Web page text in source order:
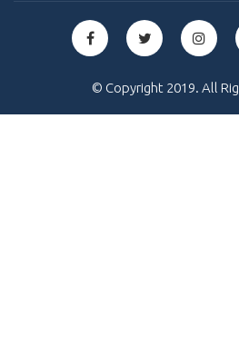
© Copyright 2019. All